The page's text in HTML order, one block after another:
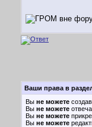
Ваши права в
Вы не можете
Вы не можете
Вы не можете
Вы не можете